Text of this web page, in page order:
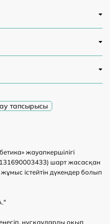
жауапкершілігі
1131690003433) шарт жасасқан
істейтін дүкендер болып
нұсқауларды оқып
тапсырысы